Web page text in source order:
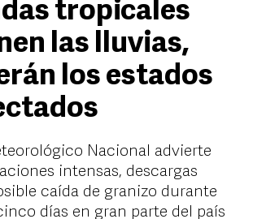
tropicales
las lluvias,
los estados
Nacional advierte
intensas, descargas
caída de granizo durante
días en gran parte del país